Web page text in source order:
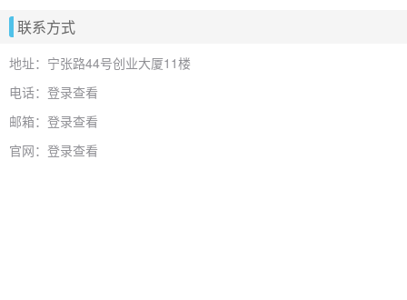
联系方式
地址：宁张路44号创业大厦11楼
电话：登录查看
邮箱：登录查看
官网：登录查看